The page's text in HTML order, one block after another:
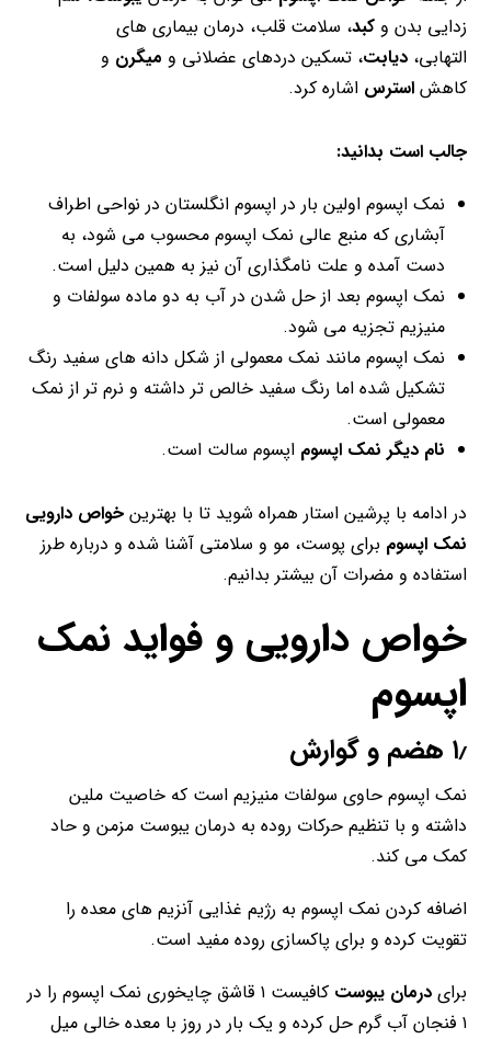
زدایی بدن وکبد، سلامت قلب، درمان بیماری های
التهابی،دیابت، تسکین دردهای عضلانی و میگرن و
کاهشاسترساشاره کرد.
جالب است بدانید:
نمک اپسوم اولین بار در اپسوم انگلستان در نواحی اطراف
آبشاری که منبع عالی نمک اپسوم محسوب می شود، به
دست آمده و علت نامگذاری آن نیز به همین دلیل است.
نمک اپسوم بعد از حل شدن در آب به دو ماده سولفات و
منیزیم تجزیه می شود.
نمک اپسوم مانند نمک معمولی از شکل دانه های سفید رنگ
تشکیل شده اما رنگ سفید خالص تر داشته و نرم تر از نمک
معمولی است.
نام دیگر نمک اپسوم اپسوم سالت است.
در ادامه با پرشین استار همراه شوید تا با بهترینخواص دارویی
نمک اپسوم برای پوست، مو و سلامتی آشنا شده و درباره طرز
استفاده و مضرات آن بیشتر بدانیم.
خواص دارویی و فواید نمک
اپسوم
۱٫ هضم و گوارش
نمک اپسوم حاوی سولفات منیزیم است که خاصیت ملین
داشته و با تنظیم حرکات روده به درمان یبوست مزمن و حاد
کمک می کند.
اضافه کردن نمک اپسوم به رژیم غذایی آنزیم های معده را
تقویت کرده و برای پاکسازی روده مفید است.
برایدرمان یبوست
کافیست ۱ قاشق چایخوری نمک اپسوم را در
۱ فنجان آب گرم حل کرده و یک بار در روز با معده خالی میل